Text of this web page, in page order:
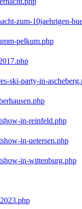
zum-10jaehrigen-
pelkum.php
ski-party-in-
in-reinfeld.php
in-uetersen.php
in-wittenburg.php